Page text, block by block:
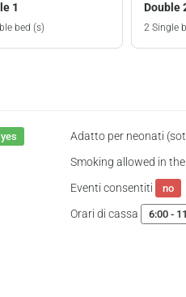
1
bed (s)
Double
2 Single
yes Adatto per neonati
Smoking allowed in
Eventi consentiti no
Orari di cassa 6:00 -